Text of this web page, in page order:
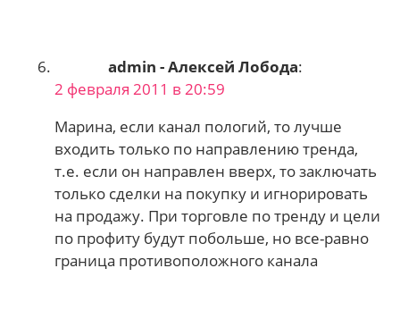
admin - Алексей Лобода:
2 февраля 2011 в 20:59
Марина, если канал пологий, то лучше
входить только по направлению тренда,
т.е. если он направлен вверх, то заключать
только сделки на покупку и игнорировать
на продажу. При торговле по тренду и цели
по профиту будут побольше, но все-равно
граница противоположного канала